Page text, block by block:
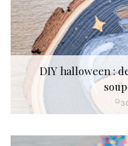
DIY halloween :